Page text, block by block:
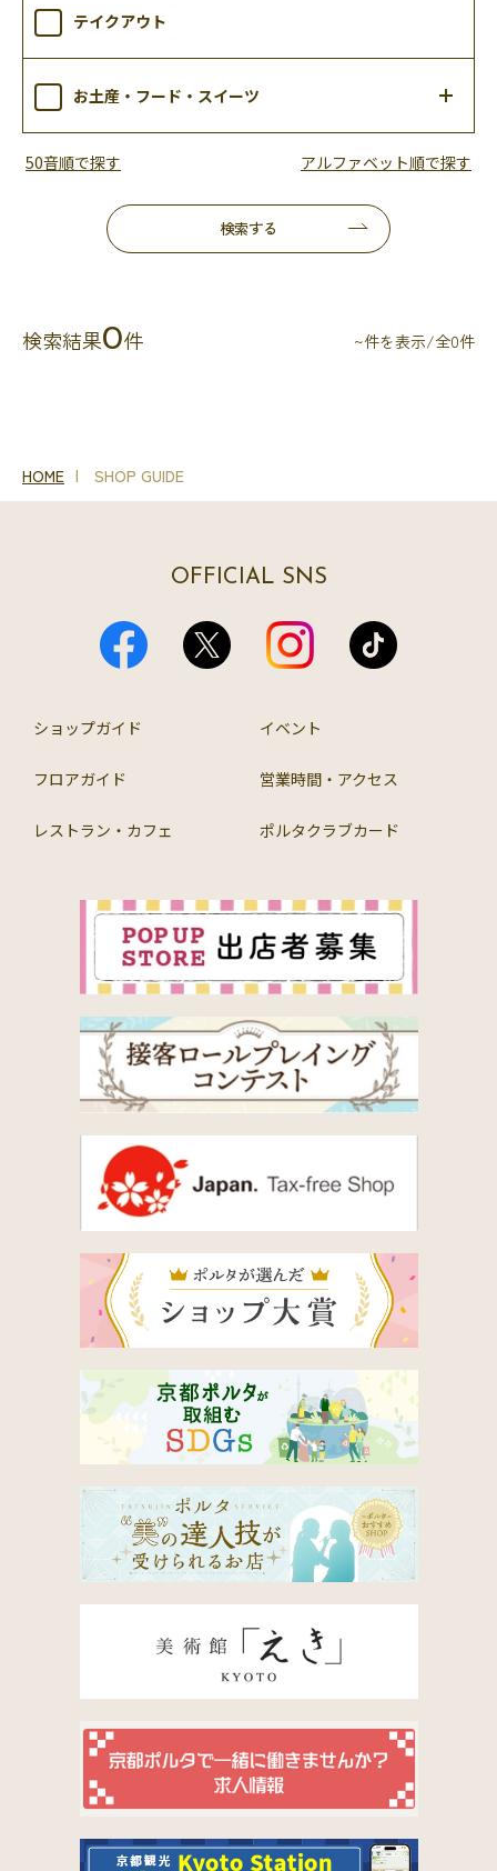
テイクアウト
お土産・フード・スイーツ
50音順で探す アルファベット順で探す
検索する
検索結果0件 ~件を表示/全0件
HOME SHOP GUIDE
OFFICIAL SNS
ショップガイド イベント
フロアガイド 営業時間・アクセス
レストラン・カフェ ポルタクラブカード